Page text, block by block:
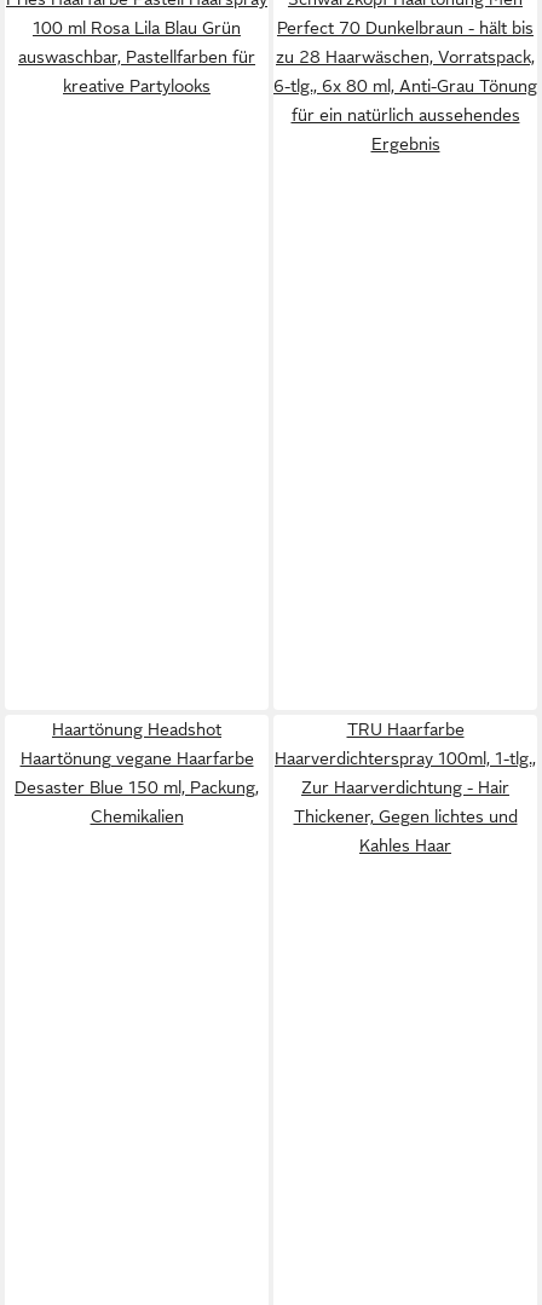
100 ml Rosa Lila Blau Grün
auswaschbar, Pastellfarben für
kreative Partylooks
Perfect 70 Dunkelbraun - hält bis
zu 28 Haarwäschen, Vorratspack,
6-tlg., 6x 80 ml, Anti-Grau Tönung
für ein natürlich aussehendes
Ergebnis
Haartönung Headshot
Haartönung vegane Haarfarbe
Desaster Blue 150 ml, Packung,
Chemikalien
TRU Haarfarbe
Haarverdichterspray 100ml, 1-tlg.,
Zur Haarverdichtung - Hair
Thickener, Gegen lichtes und
Kahles Haar